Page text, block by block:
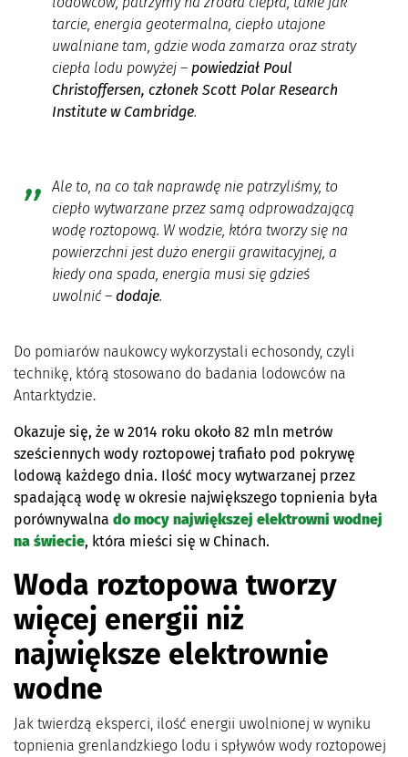
tarcie, energia geotermalna, ciepło utajone
uwalniane tam, gdzie woda zamarza oraz straty
ciepła lodu powyżej– powiedział Poul
Christoffersen, członek Scott Polar Research
Institute w Cambridge.
Ale to, na co tak naprawdę nie patrzyliśmy, to
ciepło wytwarzane przez samą odprowadzającą
wodę roztopową. W wodzie, która tworzy się na
powierzchni jest dużo energii grawitacyjnej, a
kiedy ona spada, energia musi się gdzieś
uwolnić– dodaje.
Do pomiarów naukowcy wykorzystali echosondy, czyli
technikę, którą stosowano do badania lodowców na
Antarktydzie.
Okazuje się, że w 2014 roku około 82 mln metrów
sześciennych wody roztopowej trafiało pod pokrywę
lodową każdego dnia. Ilość mocy wytwarzanej przez
spadającą wodę w okresie największego topnienia była
porównywalna do mocy największej elektrowni wodnej
na świecie, która mieści się w Chinach.
Woda roztopowa tworzy
więcej energii niż
największe elektrownie
wodne
Jak twierdzą eksperci, ilość energii uwolnionej w wyniku
topnienia grenlandzkiego lodu i spływów wody roztopowej